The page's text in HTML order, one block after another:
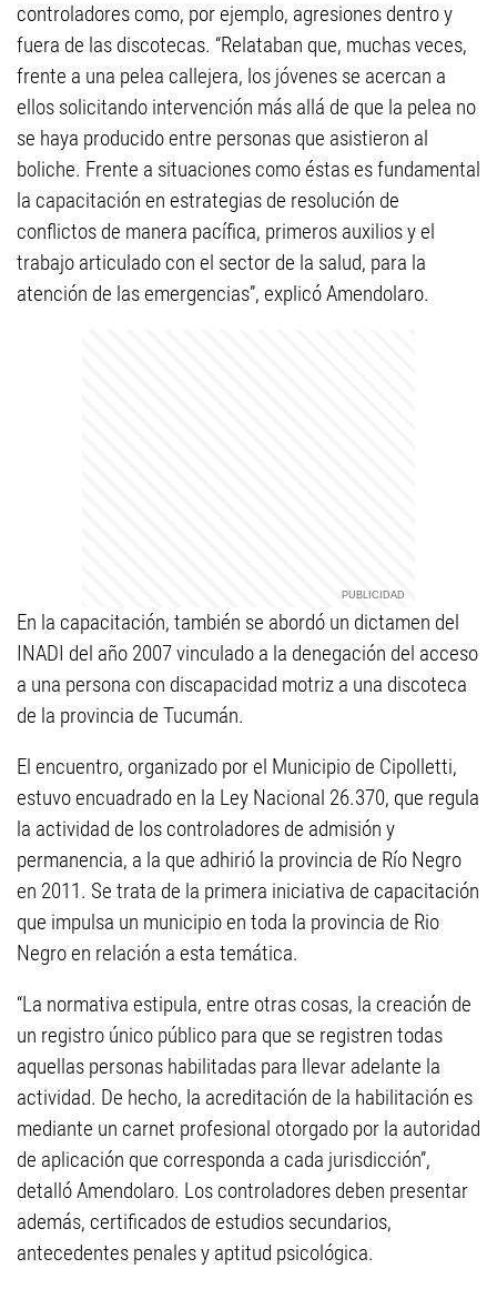
controladores como, por ejemplo, agresiones dentro y
fuera de las discotecas. “Relataban que, muchas veces,
frente a una pelea callejera, los jóvenes se acercan a
ellos solicitando intervención más allá de que la pelea no
se haya producido entre personas que asistieron al
boliche. Frente a situaciones como éstas es fundamental
la capacitación en estrategias de resolución de
conflictos de manera pacífica, primeros auxilios y el
trabajo articulado con el sector de la salud, para la
atención de las emergencias”, explicó Amendolaro.
En la capacitación, también se abordó un dictamen del
INADI del año 2007 vinculado a la denegación del acceso
a una persona con discapacidad motriz a una discoteca
de la provincia de Tucumán.
El encuentro, organizado por el Municipio de Cipolletti,
estuvo encuadrado en la Ley Nacional 26.370, que regula
la actividad de los controladores de admisión y
permanencia, a la que adhirió la provincia de Río Negro
en 2011. Se trata de la primera iniciativa de capacitación
que impulsa un municipio en toda la provincia de Rio
Negro en relación a esta temática.
“La normativa estipula, entre otras cosas, la creación de
un registro único público para que se registren todas
aquellas personas habilitadas para llevar adelante la
actividad. De hecho, la acreditación de la habilitación es
mediante un carnet profesional otorgado por la autoridad
de aplicación que corresponda a cada jurisdicción”,
detalló Amendolaro. Los controladores deben presentar
además, certificados de estudios secundarios,
antecedentes penales y aptitud psicológica.